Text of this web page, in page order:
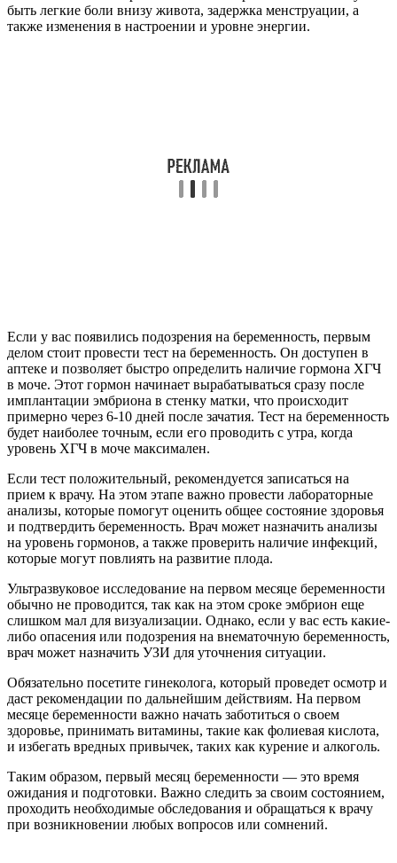
быть легкие боли внизу живота, задержка менструации, а
также изменения в настроении и уровне энергии.
Если у вас появились подозрения на беременность, первым
делом стоит провести тест на беременность. Он доступен в
аптеке и позволяет быстро определить наличие гормона ХГЧ
в моче. Этот гормон начинает вырабатываться сразу после
имплантации эмбриона в стенку матки, что происходит
примерно через 6-10 дней после зачатия. Тест на беременность
будет наиболее точным, если его проводить с утра, когда
уровень ХГЧ в моче максимален.
Если тест положительный, рекомендуется записаться на
прием к врачу. На этом этапе важно провести лабораторные
анализы, которые помогут оценить общее состояние здоровья
и подтвердить беременность. Врач может назначить анализы
на уровень гормонов, а также проверить наличие инфекций,
которые могут повлиять на развитие плода.
Ультразвуковое исследование на первом месяце беременности
обычно не проводится, так как на этом сроке эмбрион еще
слишком мал для визуализации. Однако, если у вас есть какие-
либо опасения или подозрения на внематочную беременность,
врач может назначить УЗИ для уточнения ситуации.
Обязательно посетите гинеколога, который проведет осмотр и
даст рекомендации по дальнейшим действиям. На первом
месяце беременности важно начать заботиться о своем
здоровье, принимать витамины, такие как фолиевая кислота,
и избегать вредных привычек, таких как курение и алкоголь.
Таким образом, первый месяц беременности — это время
ожидания и подготовки. Важно следить за своим состоянием,
проходить необходимые обследования и обращаться к врачу
при возникновении любых вопросов или сомнений.